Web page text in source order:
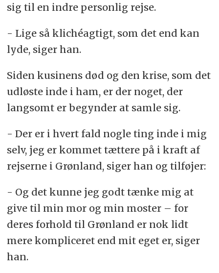
sig til en indre personlig rejse.
- Lige så klichéagtigt, som det end kan
lyde, siger han.
Siden kusinens død og den krise, som det
udløste inde i ham, er der noget, der
langsomt er begynder at samle sig.
- Der er i hvert fald nogle ting inde i mig
selv, jeg er kommet tættere på i kraft af
rejserne i Grønland, siger han og tilføjer:
- Og det kunne jeg godt tænke mig at
give til min mor og min moster – for
deres forhold til Grønland er nok lidt
mere kompliceret end mit eget er, siger
han.